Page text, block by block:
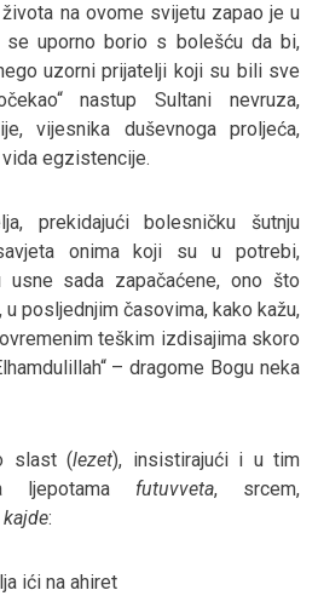
na ovome svijetu zapao je u
uporno borio s bolešću da bi,
uzorni prijatelji koji su bili sve
nastup Sultani nevruza,
vijesnika duševnoga proljeća,
egzistencije.
prekidajući bolesničku šutnju
onima koji su u potrebi,
usne sada zapačaćene, ono što
u posljednjim časovima, kako kažu,
teškim izdisajima skoro
– dragome Bogu neka
slast (lezet), insistirajući i u tim
ljepotama futuvveta, srcem,
kajde:
ići na ahiret